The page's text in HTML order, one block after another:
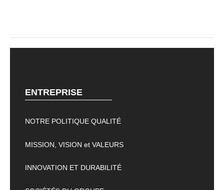
ENTREPRISE
NOTRE POLITIQUE QUALITÉ
MISSION, VISION et VALEURS
INNOVATION ET DURABILITÉ